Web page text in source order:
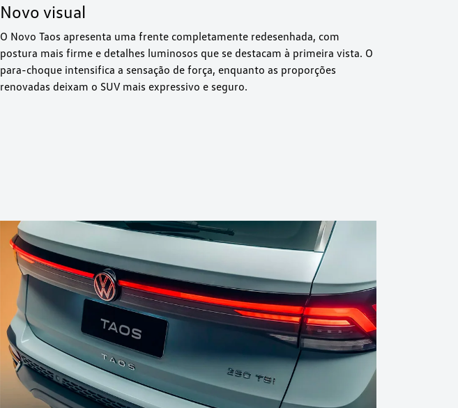
Novo visual
O Novo Taos apresenta uma frente completamente redesenhada, com
postura mais firme e detalhes luminosos que se destacam à primeira vista. O
para-choque intensifica a sensação de força, enquanto as proporções
renovadas deixam o SUV mais expressivo e seguro.